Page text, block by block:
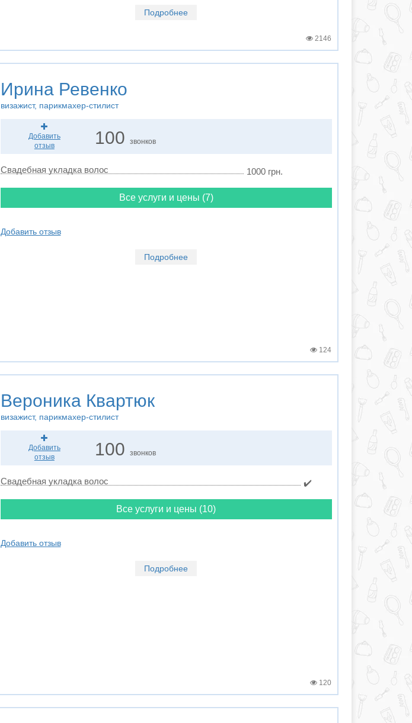
Подробнее
2146
Ирина Ревенко
визажист, парикмахер-стилист
Добавить
отзыв
100звонков
Свадебная укладка волос 1000 грн.
Все услуги и цены (7)
Добавить отзыв
Подробнее
124
Вероника Квартюк
визажист, парикмахер-стилист
Добавить
отзыв
100звонков
Свадебная укладка волос ✔️
Все услуги и цены (10)
Добавить отзыв
Подробнее
120